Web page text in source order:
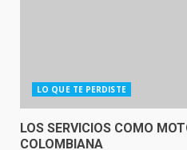
LO QUE TE PERDISTE
LOS SERVICIOS COMO
COLOMBIANA